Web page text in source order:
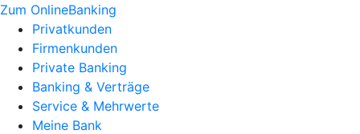
Zum OnlineBanking
Privatkunden
Firmenkunden
Private Banking
Banking & Verträge
Service & Mehrwerte
Meine Bank